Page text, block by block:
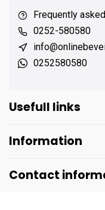
Frequently
0252-580580
0252580580
Usefull links
Information
Contact